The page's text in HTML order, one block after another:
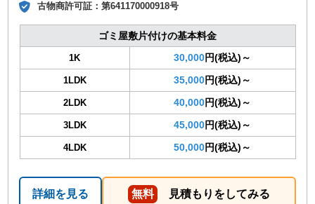
古物商許可証：第641170000918号
ゴミ屋敷片付けの基本料金
1K 30,000円(税込)～
1LDK 35,000円(税込)～
2LDK 40,000円(税込)～
3LDK 45,000円(税込)～
4LDK 50,000円(税込)～
詳細を見る 無料 見積もりをしてみる